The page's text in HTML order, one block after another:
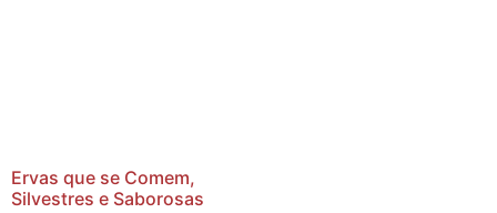
Ervas que se Comem,
Silvestres e Saborosas